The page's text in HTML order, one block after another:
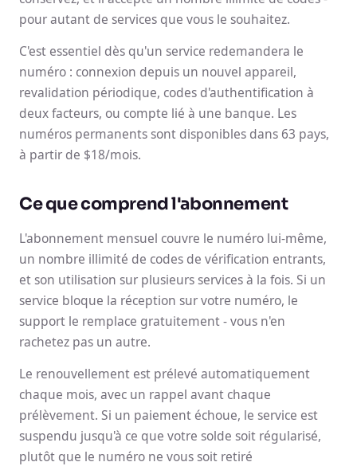
pour autant de services que vous le souhaitez.
C'est essentiel dès qu'un service redemandera le
numéro : connexion depuis un nouvel appareil,
revalidation périodique, codes d'authentification à
deux facteurs, ou compte lié à une banque. Les
numéros permanents sont disponibles dans 63 pays,
à partir de $18/mois.
Ce que comprend l'abonnement
L'abonnement mensuel couvre le numéro lui-même,
un nombre illimité de codes de vérification entrants,
et son utilisation sur plusieurs services à la fois. Si un
service bloque la réception sur votre numéro, le
support le remplace gratuitement - vous n'en
rachetez pas un autre.
Le renouvellement est prélevé automatiquement
chaque mois, avec un rappel avant chaque
prélèvement. Si un paiement échoue, le service est
suspendu jusqu'à ce que votre solde soit régularisé,
plutôt que le numéro ne vous soit retiré